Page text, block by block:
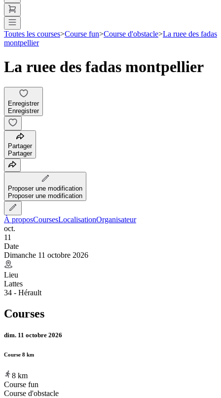
Toutes les courses>Course fun>Course d'obstacle>La ruee des fadas
montpellier
La ruee des fadas montpellier
Enregistrer
Enregistrer
Partager
Partager
Proposer une modification
Proposer une modification
À proposCoursesLocalisationOrganisateur
oct.
11
Date
Dimanche 11 octobre 2026
Lieu
Lattes
34 - Hérault
Courses
dim. 11 octobre 2026
Course 8 km
8 km
Course fun
Course d'obstacle